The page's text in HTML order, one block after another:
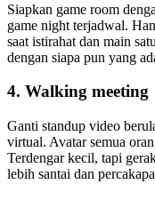
Siapkan game room
game night terjadwal.
saat istirahat dan main
dengan siapa pun yang
4. Walking meeting
Ganti standup video
virtual. Avatar semua
Terdengar kecil, tapi
lebih santai dan